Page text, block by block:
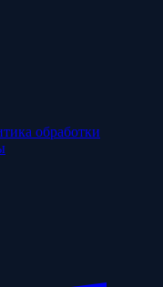
обработки